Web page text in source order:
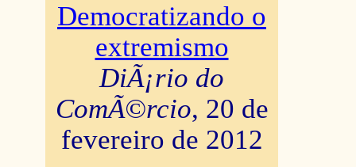
Democratizando o
extremismo
DiÃ¡rio do
ComÃ©rcio, 20 de
fevereiro de 2012